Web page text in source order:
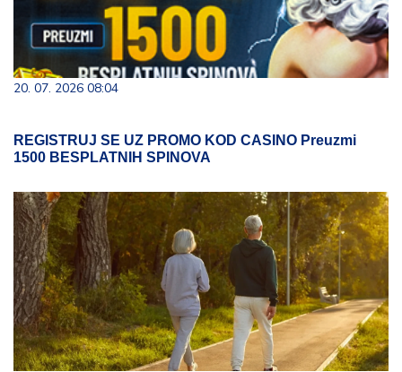
20. 07. 2026 08:04
REGISTRUJ SE UZ PROMO KOD CASINO Preuzmi
1500 BESPLATNIH SPINOVA